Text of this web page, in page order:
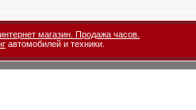
магазин. Продажа часов.
автомобилей и техники.